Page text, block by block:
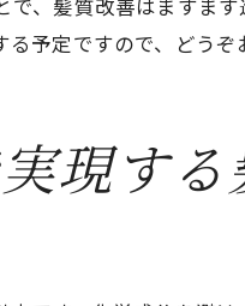
ーガニックヘアケアが
質改善におけるオーガニ
オーガニックケアの髪質
環境に優しいオーガニック
町の髪質改善があなたに
、髪質改善はますま
予定ですので、どうぞ
現す